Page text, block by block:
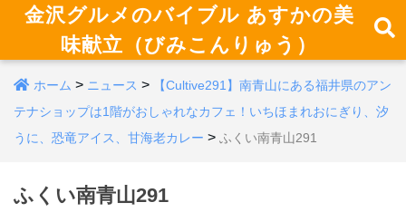
金沢グルメのバイブル あすかの美
味献立（びみこんりゅう）
ホーム > ニュース >
【Cultive291】南青山にある福井県のアン
テナショップは1階がおしゃれなカフェ！いちほまれおにぎり、汐
うに、恐竜アイス、甘海老カレー > ふくい南青山291
ふくい南青山291